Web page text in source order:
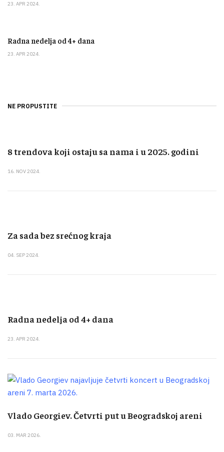
23. APR 2024.
Radna nedelja od 4+ dana
23. APR 2024.
NE PROPUSTITE
8 trendova koji ostaju sa nama i u 2025. godini
16. NOV 2024.
Za sada bez srećnog kraja
04. SEP 2024.
Radna nedelja od 4+ dana
23. APR 2024.
Vlado Georgiev. Četvrti put u Beogradskoj areni
03. MAR 2026.